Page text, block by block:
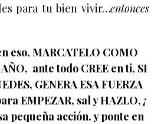
para tu bien vivir…entonces
eso, MARCATELO COMO
ante todo CREE en ti, SI
GENERA ESA FUERZA
EMPEZAR, sal y HAZLO, ¡
pequeña acción. y ponte en